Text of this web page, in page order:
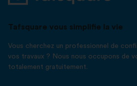
Tafsquare vous simplifie la vie
Vous cherchez un professionnel de
vos travaux ? Nous nous occupons de
totalement gratuitement.